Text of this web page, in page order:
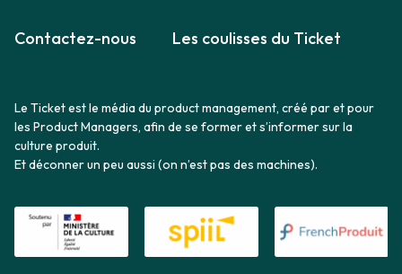
Contactez-nous Les coulisses du Ticket
Le Ticket est le média du product management, créé par et pour
les Product Managers, afin de se former et s’informer sur la
culture produit.
Et déconner un peu aussi (on n’est pas des machines).